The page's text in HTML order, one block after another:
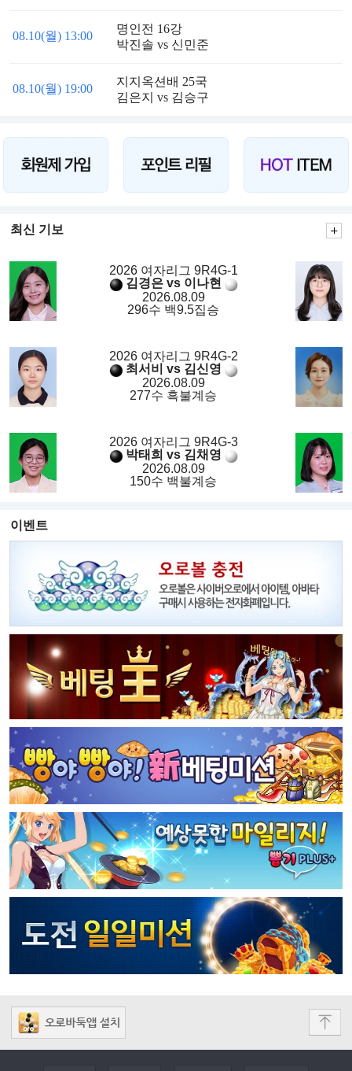
08.10(월) 13:00
명인전 16강
박진솔 vs 신민준
08.10(월) 19:00
지지옥션배 25국
김은지 vs 김승구
최신 기보
2026 여자리그 9R4G-1
김경은 vs 이나현
2026.08.09
296수 백9.5집승
2026 여자리그 9R4G-2
최서비 vs 김신영
2026.08.09
277수 흑불계승
2026 여자리그 9R4G-3
박태희 vs 김채영
2026.08.09
150수 백불계승
이벤트